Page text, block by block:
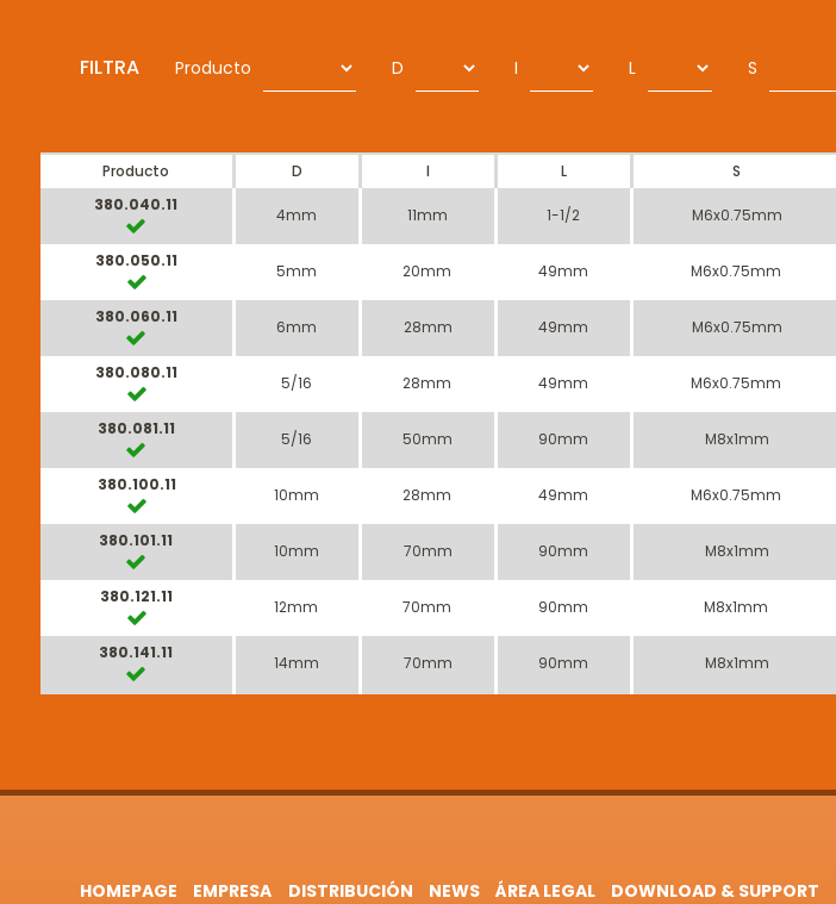
FILTRA Producto D I L S
Producto D I L S
380.040.11
4mm 11mm 1-1/2 M6x0.75mm
380.050.11
5mm 20mm 49mm M6x0.75mm
380.060.11
6mm 28mm 49mm M6x0.75mm
380.080.11
5/16 28mm 49mm M6x0.75mm
380.081.11
5/16 50mm 90mm M8x1mm
380.100.11
10mm 28mm 49mm M6x0.75mm
380.101.11
10mm 70mm 90mm M8x1mm
380.121.11
12mm 70mm 90mm M8x1mm
380.141.11
14mm 70mm 90mm M8x1mm
HOMEPAGE EMPRESA DISTRIBUCIÓN NEWS ÁREA LEGAL DOWNLOAD & SUPPORT